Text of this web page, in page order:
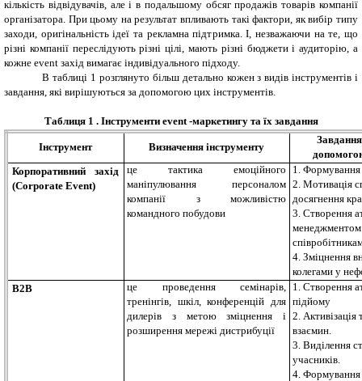
кількість відвідувачів, але і в подальшому обсяг продажів товарів компанії
організатора. При цьому на результат впливають такі фактори, як вибір типу
заходи, оригінальність ідеї та рекламна підтримка. І, незважаючи на те, що
різні компанії переслідують різні цілі, мають різні бюджети і аудиторію, а
кожне event захід вимагає індивідуального підходу.
В таблиці 1 розглянуто більш детально кожен з видів інструментів і
завдання, які вирішуються за допомогою цих інструментів.
Таблиця 1 . Інструменти event -маркетингу та їх завдання
Інструмент Визначення інструменту
Корпоративний захід
(Corporate Event)
це тактика емоційного
маніпулювання персоналом
компанії з можливістю
командного побудови
1.
2. Мотивація
досягнення
3. Створення
менеджментом
4. Зміцнення
колегами у
B2B
це проведення семінарів,
тренінгів, шкіл, конференцій для
дилерів з метою зміцнення і
розширення мережі дистрибуції
1. Створення
підйому
2. Активізація
взаємин.
3. Виділення
учасників.
4. Формування